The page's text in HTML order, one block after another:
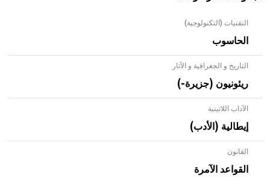
التقنيات (التكنولوجية)
الحاسوب
التاريخ و الجغرافية و الآثار
ريئونيون (جزيرة-)
الآداب اللاتينية
إيطالية (الأدب)
القانون
القواعد الآمرة
- هل تعلم أن الأبلق نوع من الفنون الهندسية التي ارتبطت
بالعمارة الإسلامية في بلاد الشام ومصر خاصة، حيث يحرص
المعمار على بناء مداميكه وخاصة في الواجهات